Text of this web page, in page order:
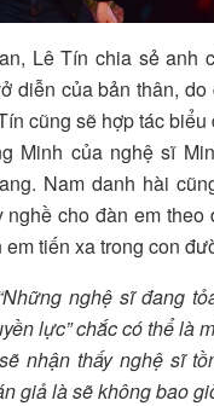
Lê Tín chia sẻ anh
diễn của bản thân,
cũng sẽ hợp tác
Minh của nghệ sĩ
Nam danh hài
nghề cho đàn em theo
tiến xa trong con
nghệ sĩ đang
lực” chắc có thể là
nhận thấy nghệ sĩ
giả là sẽ không bao